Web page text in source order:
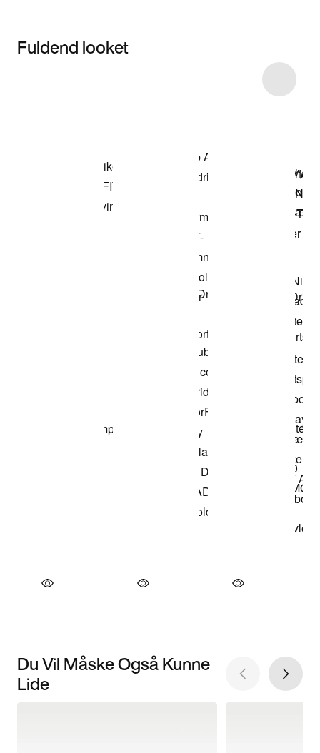
Fuldend looket
Du Vil Måske Også Kunne
Lide